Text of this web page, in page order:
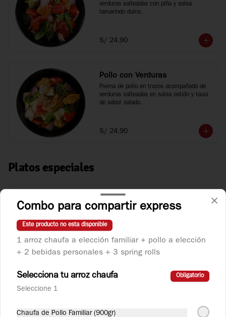
verduras salteadas con piña y salsa
tamarindo dulce.
S/ 24.90
Pollo con Verduras
Pierna de pollo en trozos acompañado de
verduras salteadas en salsa ostión y tausi
de sabor salado.
S/ 24.90
Platos especiales
Carne al Estilo Mongol
Laminas de bola de lomo salteadas con
barbecue.
S/ 26.90
chancho, con verduras salteadas con piña
Combo para compartir express
Este producto no esta disponible
1 arroz chaufa a elección familiar + pollo a elección
+ 2 bebidas personales + 3 spring rolls
Selecciona tu arroz chaufa Obligatorio
Seleccione 1
Chaufa de Pollo Familiar (900gr)